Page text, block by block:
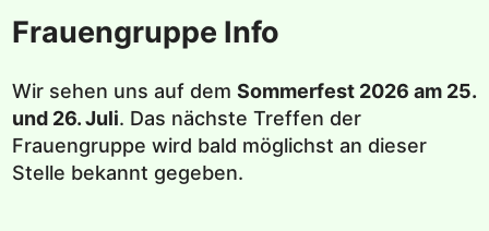
Frauengruppe Info
Wir sehen uns auf demSommerfest 2026 am 25.
und 26. Juli. Das nächste Treffen der
Frauengruppe wird bald möglichst an dieser
Stelle bekannt gegeben.